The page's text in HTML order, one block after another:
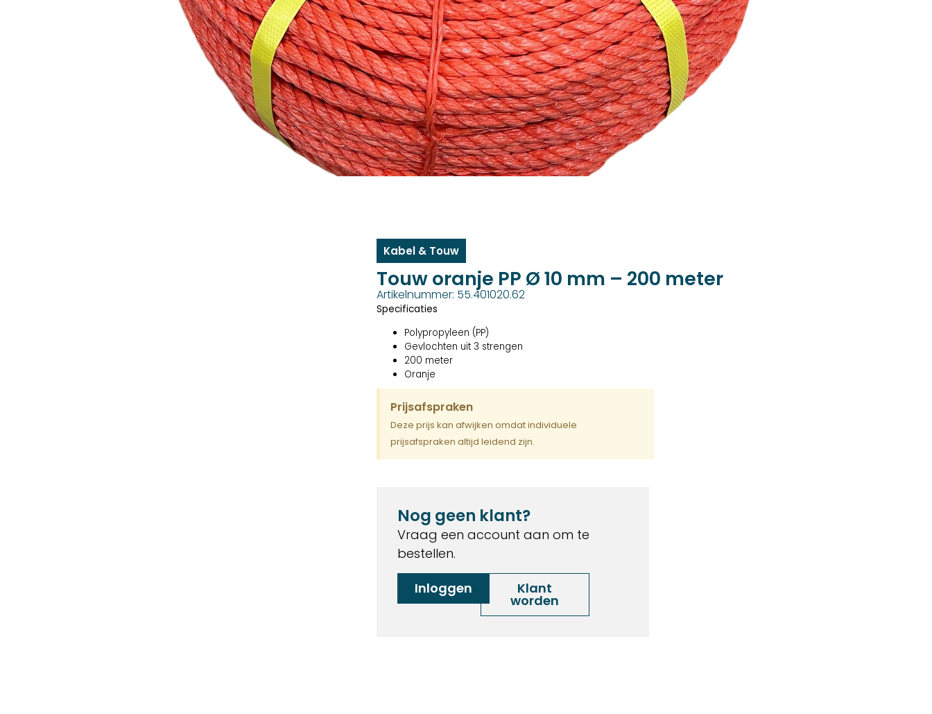
Kabel & Touw
Touw oranje PP Ø 10 mm – 200 meter
Artikelnummer: 55.401020.62
Specificaties
Polypropyleen (PP)
Gevlochten uit 3 strengen
200 meter
Oranje
Prijsafspraken
Deze prijs kan afwijken omdat individuele
prijsafspraken altijd leidend zijn.
Nog geen klant?
Vraag een account aan om te
bestellen.
Inloggen
Klant
worden